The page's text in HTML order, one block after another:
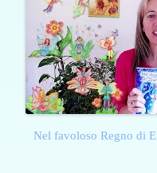
Nel favoloso Regno di